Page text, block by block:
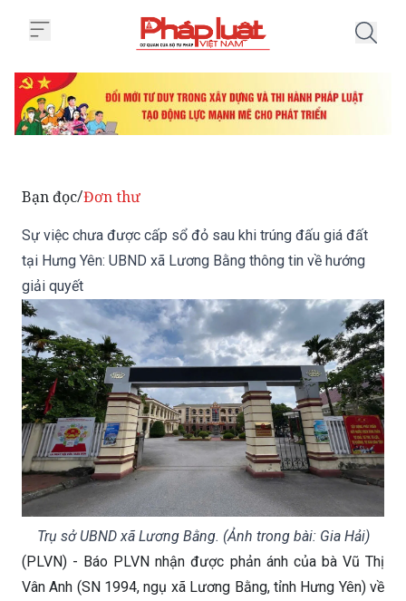
Bạn đọc/Đơn thư
Sự việc chưa được cấp sổ đỏ sau khi trúng đấu giá đất
tại Hưng Yên: UBND xã Lương Bằng thông tin về hướng
giải quyết
Trụ sở UBND xã Lương Bằng. (Ảnh trong bài: Gia Hải)
(PLVN) - Báo PLVN nhận được phản ánh của bà Vũ Thị
Vân Anh (SN 1994, ngụ xã Lương Bằng, tỉnh Hưng Yên) về